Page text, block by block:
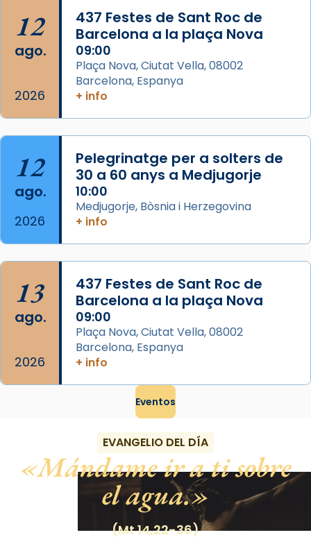
Acompanyant la història de sant Cugat, a
partir de l’Edat Mitjana sorgeix la tradició
que les santes Juliana (“relatiu a Júlia”) i
Semproniana (“relatiu a Semprònia =
eterna”) són deixebles seves. I l’any 1667, el
frare Joan Gaspar Roig, afirma en una obra
que les santes són filles de l’antiga Iluro.
Mataró en reivindicarà les relíq
Foto
View on Facebook ·
12
ago.
2026
437 Festes de Sant Roc de
Barcelona a la plaça Nova
09:00
Plaça Nova, Ciutat Vella, 08002
Barcelona, Espanya
+ info
12
ago.
2026
Pelegrinatge per a solters de
30 a 60 anys a Medjugorje
10:00
Medjugorje, Bòsnia i Herzegovina
+ info
13
ago.
2026
437 Festes de Sant Roc de
Barcelona a la plaça Nova
09:00
Plaça Nova, Ciutat Vella, 08002
Barcelona, Espanya
+ info
Eventos
EVANGELIO DEL DÍA
Mándame ir a ti sobre
el agua.
(Mt 14,22-36)